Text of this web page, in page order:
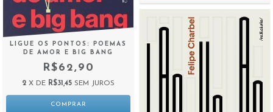
LIGUE OS PONTOS: POEMAS
DE AMOR E BIG BANG
R$62,90
2 X DE R$31,45 SEM JUROS